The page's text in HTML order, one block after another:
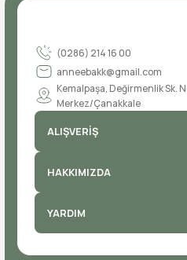
(0286) 214 16 00
anneebakk@gmail.com
Kemalpaşa, Değirmenlik Sk.
Merkez/Çanakkale
ALIŞVERİŞ
HAKKIMIZDA
YARDIM